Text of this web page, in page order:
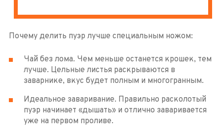
Почему делить пуэр лучше специальным ножом:
Чай без лома. Чем меньше останется крошек, тем
лучше. Цельные листья раскрываются в
заварнике, вкус будет полным и многогранным.
Идеальное заваривание. Правильно расколотый
пуэр начинает «дышать» и отлично заваривается
уже на первом проливе.